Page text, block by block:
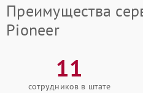
Преимущества
Pioneer
11
сотрудников в штате